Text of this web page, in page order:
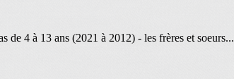
4 à 13 ans (2021 à 2012) - les frères et soeurs...